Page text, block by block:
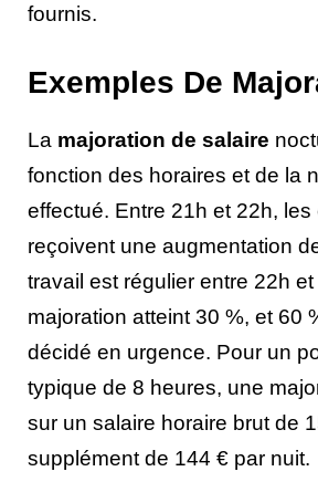
fournis.
Exemples De
La majoration de salaire
fonction des horaires et de la
effectué. Entre 21h et 22h, les
reçoivent une augmentation
travail est régulier entre 22h
majoration atteint 30 %, et 60
décidé en urgence. Pour un
typique de 8 heures, une
sur un salaire horaire brut de
supplément de 144 € par nuit.